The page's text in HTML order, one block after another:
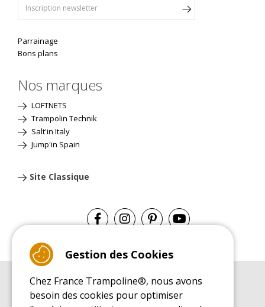
Parrainage
Bons plans
Nos marques
LOFTNETS
Trampolin Technik
Salt'in Italy
Jump'in Spain
Site Classique
Guide d'achat pour les trampolines de loisirs
Gestion des Cookies
Chez France Trampoline®, nous avons
besoin des cookies pour optimiser